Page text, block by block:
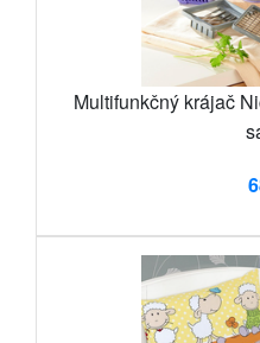
Multifunkčný krájač